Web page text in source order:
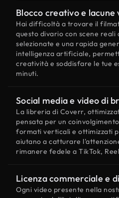
Blocco creativo e lacune
Hai difficoltà a trovare il
questo divario con scene reali
selezionate e una rapida
intelligenza artificiale,
creatività e soddisfare le tue
minuti.
Social media e video di
La libreria di Coverr,
pensata per un
formati verticali e ottimizzati
aiutano a catturare
rimanere fedele a TikTok,
Licenza commerciale e
Ogni video presente nella